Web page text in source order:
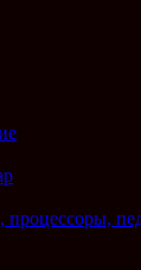
процессоры,